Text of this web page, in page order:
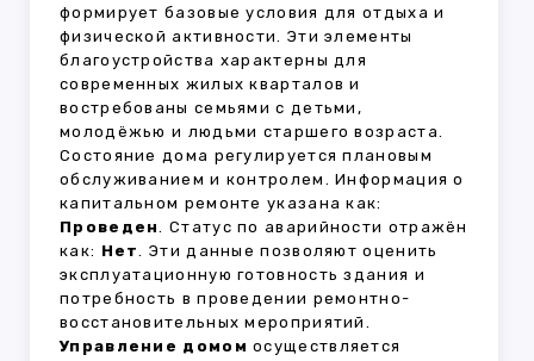
формирует базовые условия для отдыха и
физической активности. Эти элементы
благоустройства характерны для
современных жилых кварталов и
востребованы семьями с детьми,
молодёжью и людьми старшего возраста.
Состояние дома регулируется плановым
обслуживанием и контролем. Информация о
капитальном ремонте указана как:
Проведен. Статус по аварийности отражён
как: Нет. Эти данные позволяют оценить
эксплуатационную готовность здания и
потребность в проведении ремонтно-
восстановительных мероприятий.
Управление домом осуществляется